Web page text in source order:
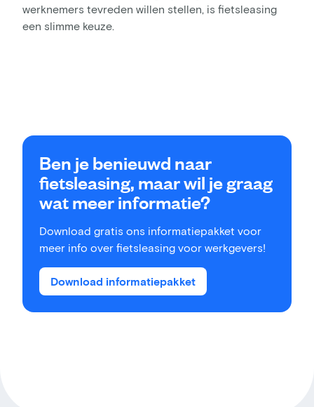
werknemers tevreden willen stellen, is fietsleasing
een slimme keuze.
Ben je benieuwd naar
fietsleasing, maar wil je graag
wat meer informatie?
Download gratis ons informatiepakket voor
meer info over fietsleasing voor werkgevers!
Download informatiepakket